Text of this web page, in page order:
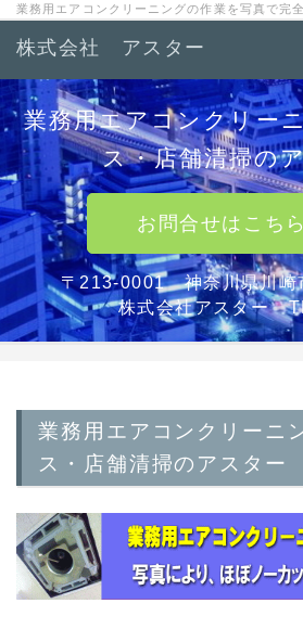
業務用エアコンクリーニングの作業を写真で完
株式会社 アスター
業務用エアコンクリー
ス・店舗清掃の
お問合せはこち
〒213-0001 神奈川県川崎
株式会社アスター
業務用エアコンクリーニ
ス・店舗清掃のアスター